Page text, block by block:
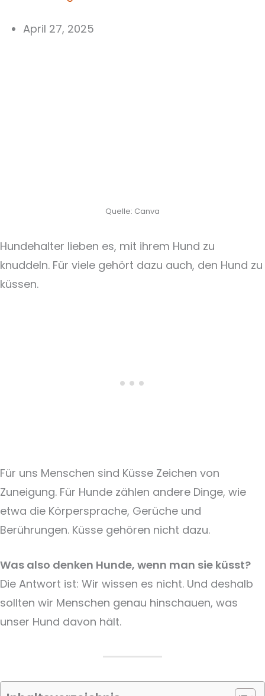
April 27, 2025
Quelle: Canva
Hundehalter lieben es, mit ihrem Hund zu
knuddeln. Für viele gehört dazu auch, den Hund zu
küssen.
Für uns Menschen sind Küsse Zeichen von
Zuneigung. Für Hunde zählen andere Dinge, wie
etwa die Körpersprache, Gerüche und
Berührungen. Küsse gehören nicht dazu.
Was also denken Hunde, wenn man sie küsst?
Die Antwort ist: Wir wissen es nicht. Und deshalb
sollten wir Menschen genau hinschauen, was
unser Hund davon hält.